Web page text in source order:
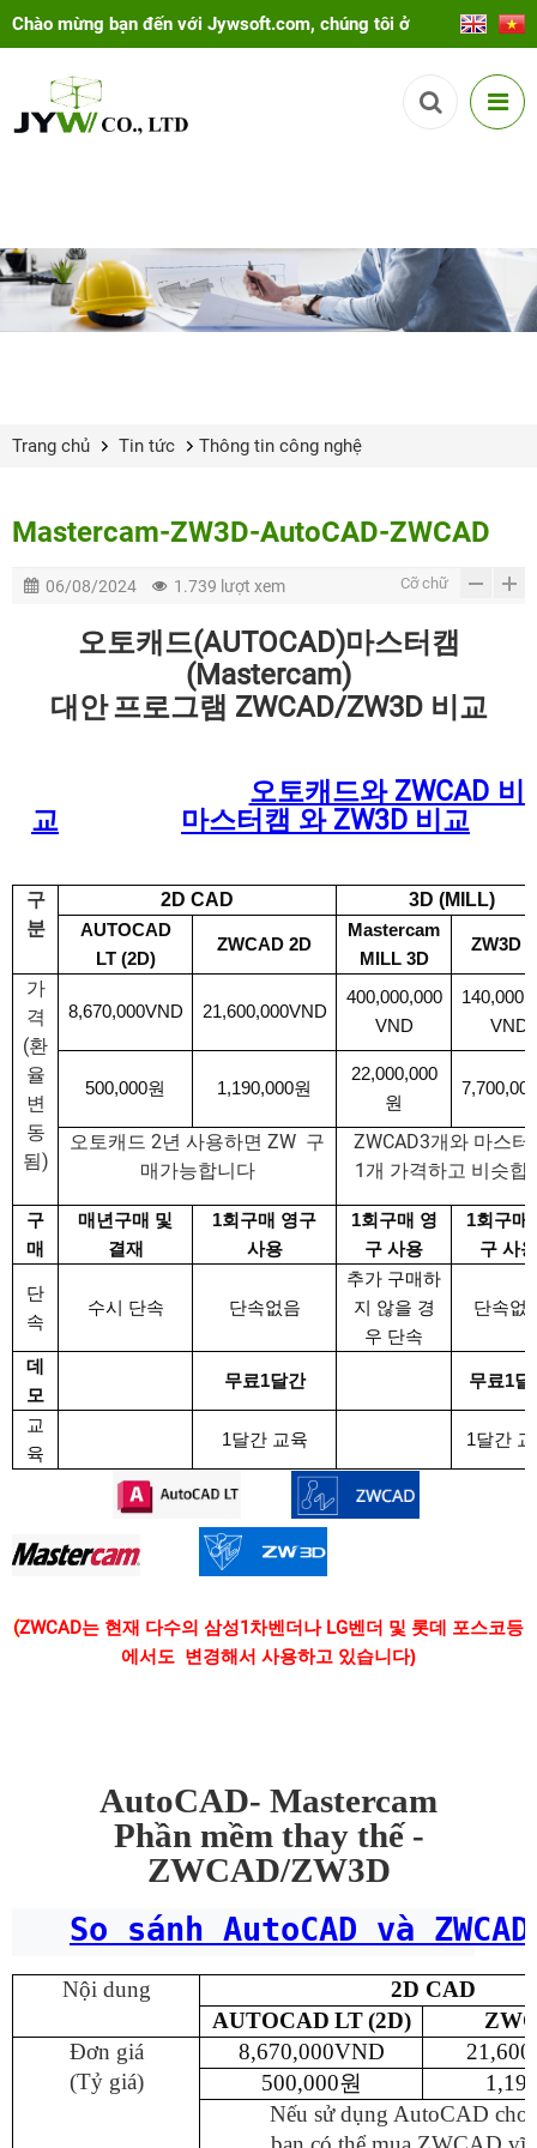
Chào mừng bạn đến với Jywsoft.com, chúng tôi ở
đây để giúp bạn!
Trang chủ Tin tức Thông tin công nghệ
Mastercam-ZW3D-AutoCAD-ZWCAD
06/08/2024 1.739 lượt xem Cỡ chữ
오토캐드(AUTOCAD)마스터캠
(Mastercam)
대안 프로그램 ZWCAD/ZW3D 비교
오토캐드와 ZWCAD 비
교
마스터캠 와 ZW3D 비교
구
분
2D CAD
3D (MILL)
AUTOCAD
LT (2D)
ZWCAD 2D
Mastercam
MILL 3D
ZW3D
가
격
(환
율
변
동
됨)
8,670,000VND 21,600,000VND
400,000,000
VND
VND
500,000원 1,190,000원
22,000,000
원
7,700,000
오토캐드 2년 사용하면 ZW 구
매가능합니다
ZWCAD3개와 마스터
1 개 가격하고 비슷합
구
매
매년구매 및
결재
1회구매 영구
사용
1회구매 영
구 사용
1회구매
구 사용
단
속
수시 단속 단속없음
추가 구매하
지 않을 경
우 단속
단속없
데
모
무료1달간 무료1달
교
육
1달간 교육 1달간
(ZWCAD는 현재 다수의 삼성1차벤더나LG벤더 및 롯데 포스코등
에서도 변경해서 사용하고 있습니다)
AutoCAD- Mastercam
Phần mềm thay thế-
ZWCAD/ZW3D
So sánh AutoCAD và ZWCAD
Nội dung
2D CAD
AUTOCAD LT (2D)
Đơn giá
(Tỷ giá)
8,670,000VND
500,000원
Nếu sử dụng AutoCAD cho